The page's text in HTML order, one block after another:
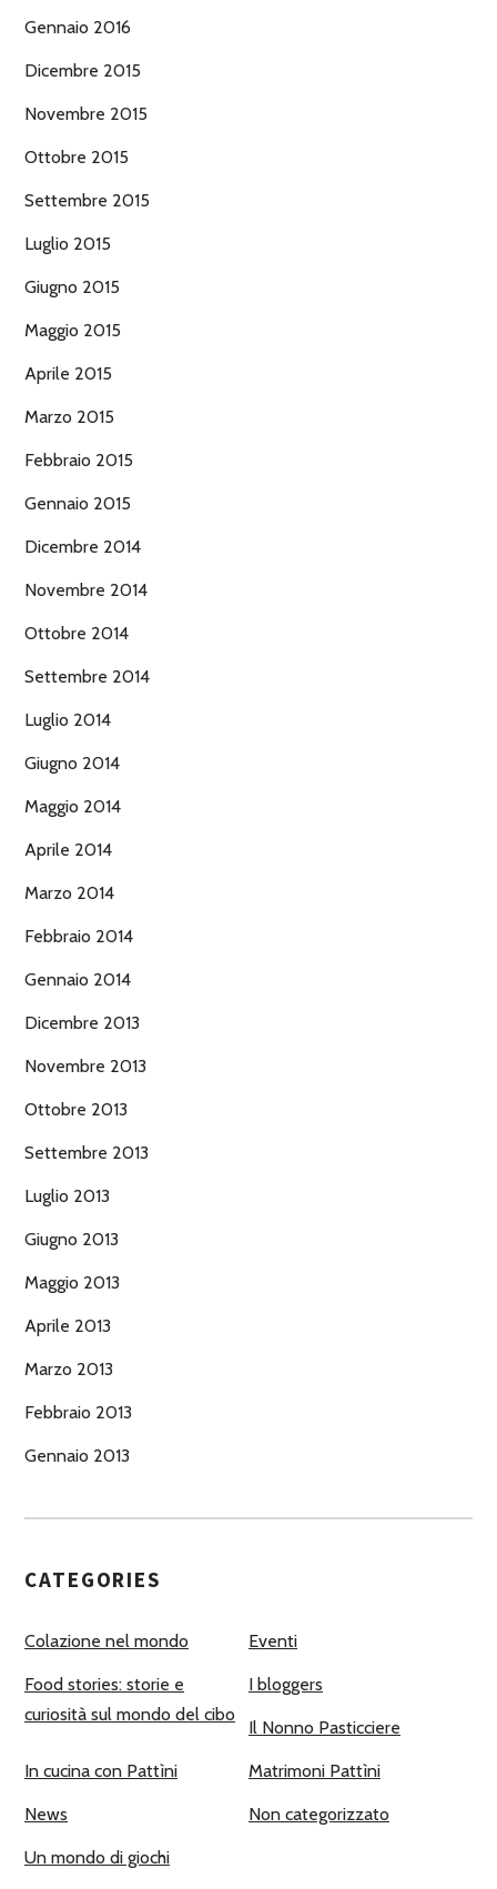
Gennaio 2016
Dicembre 2015
Novembre 2015
Ottobre 2015
Settembre 2015
Luglio 2015
Giugno 2015
Maggio 2015
Aprile 2015
Marzo 2015
Febbraio 2015
Gennaio 2015
Dicembre 2014
Novembre 2014
Ottobre 2014
Settembre 2014
Luglio 2014
Giugno 2014
Maggio 2014
Aprile 2014
Marzo 2014
Febbraio 2014
Gennaio 2014
Dicembre 2013
Novembre 2013
Ottobre 2013
Settembre 2013
Luglio 2013
Giugno 2013
Maggio 2013
Aprile 2013
Marzo 2013
Febbraio 2013
Gennaio 2013
CATEGORIES
Colazione nel mondo Eventi
Food stories: storie e
curiosità sul mondo del cibo
I bloggers
Il Nonno Pasticciere
In cucina con Pattìni Matrimoni Pattìni
News Non categorizzato
Un mondo di giochi